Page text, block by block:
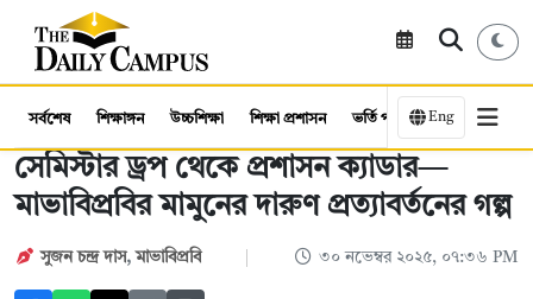
সর্বশেষ শিক্ষাঙ্গন উচ্চশিক্ষা শিক্ষা প্রশাসন ভর্তি পরীক্ষা কর্মসংস্থান
Eng
সেমিস্টার ড্রপ থেকে প্রশাসন ক্যাডার—
মাভাবিপ্রবির মামুনের দারুণ প্রত্যাবর্তনের গল্প
সুজন চন্দ্র দাস,মাভাবিপ্রবি ৩০ নভেম্বর ২০২৫, ০৭:৩৬ PM